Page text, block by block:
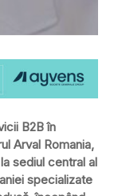
B2B în
Arval Romania,
sediul central al
specializate